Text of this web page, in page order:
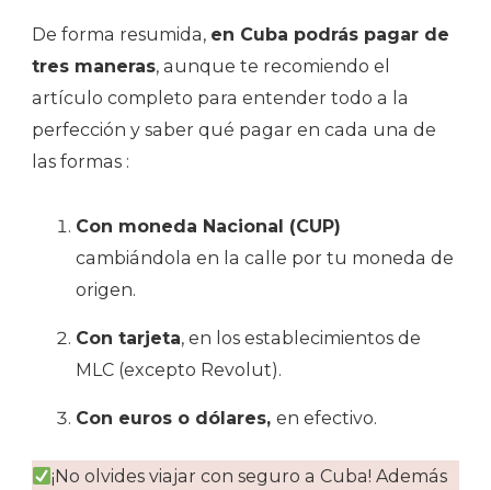
De forma resumida, en Cuba podrás pagar de
tres maneras, aunque te recomiendo el
artículo completo para entender todo a la
perfección y saber qué pagar en cada una de
las formas :
Con moneda Nacional (CUP)
cambiándola en la calle por tu moneda de
origen.
Con tarjeta, en los establecimientos de
MLC (excepto Revolut).
Con euros o dólares, en efectivo.
¡No olvides viajar con seguro a Cuba! Además